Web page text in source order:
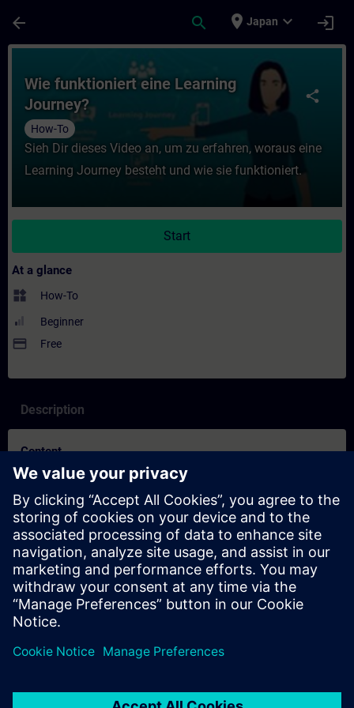
arrow_back search place Japan expand_more login
Course - Wie funktioniert eine Learning
share
Wie funktioniert eine Learning
Journey?
How-To
Sieh Dir dieses Video an, um zu erfahren, woraus eine
Learning Journey besteht und wie sie funktioniert.
Start
At a glance
widgets How-To
Beginner
payment Free
Description
Content
Suchst Du nach neuen Möglichkeiten zu lernen? Learning
in nur wenigen Wochen. Durch die ideale Kombination aus den
vier Lernmethoden live, eigenverantwortlich, on-demand und
individuell bietet Dir die Learning Journey optimale
Voraussetzungen für einen nachhaltigen Lernerfolg!
Probier's aus!